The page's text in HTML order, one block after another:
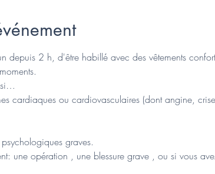
depuis 2 h, d'être habillé avec des vêtements
si…
cardiaques ou cardiovasculaires (dont angine,
graves.
une opération , une blessure grave , ou si vous